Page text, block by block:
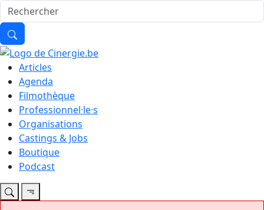
Articles
Agenda
Filmothèque
Professionnel·le·s
Organisations
Castings & Jobs
Boutique
Podcast